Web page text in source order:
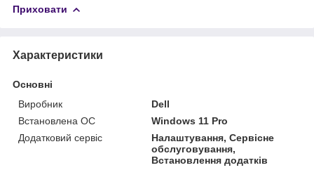
Приховати
Характеристики
Основні
Виробник
Dell
Встановлена ОС
Windows 11 Pro
Додатковий сервіс
Налаштування, Сервісне
обслуговування,
Встановлення додатків